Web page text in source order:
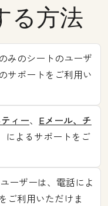
る方法
みのシートのユーザ
サポートをご利用い
ィー、 Eメール、チ
によるサポートをご
ーザーは、電話によ
ご利用いただけま